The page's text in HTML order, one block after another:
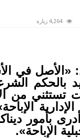
4,264 زيارة
في
بالحكم
من
بأمور
الإباحة».